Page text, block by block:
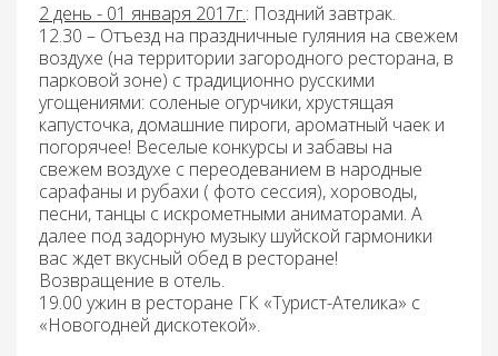
2 день - 01 января 2017г.: Поздний завтрак.
12.30 – Отъезд на праздничные гуляния на свежем
воздухе (на территории загородного ресторана, в
парковой зоне) с традиционно русскими
угощениями: соленые огурчики, хрустящая
капусточка, домашние пироги, ароматный чаек и
погорячее! Веселые конкурсы и забавы на
свежем воздухе с переодеванием в народные
сарафаны и рубахи ( фото сессия), хороводы,
песни, танцы с искрометными аниматорами. А
далее под задорную музыку шуйской гармоники
вас ждет вкусный обед в ресторане!
Возвращение в отель.
19.00 ужин в ресторане ГК «Турист-Ателика» с
«Новогодней дискотекой».